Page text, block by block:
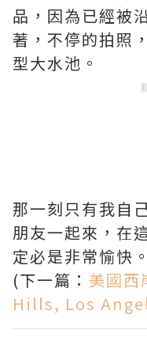
品，因為已經被
著，不停的拍照
型大水池。
那一刻只有我自
朋友一起來，在
定必是非常愉快。
(下一篇： 美國
Hills, Los